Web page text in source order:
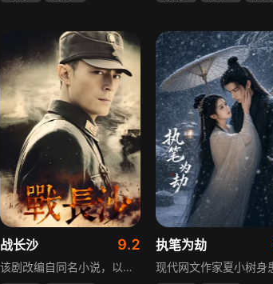
战长沙 9.2
该剧改编自同名小说，以中国近代史上著名的“长沙会战”为背景，借由长沙城一户普通胡姓人家在战争中的命运浮沉，展现战火的无情以及在日军铁蹄侵略下中华儿女奋起抗战的不屈精神。1938年10月日军攻陷武汉，长沙危在旦夕，城中茶园巷的胡家人在孙女婿薛君山的支持下，为最宠爱的龙凤胎湘湘和小满安排退路。薛君山先将湘湘介绍给留洋归来保卫长沙的顾清明，可惜二人一见面便势同水火，薛君山只好另选人家。湘湘订婚当日，蒋介石密令火烧长沙，因指挥失当酿成巨大灾难，繁华古城毁于一旦，很多人包括湘湘的未婚夫一家被活活烧死。焦土上，各地英雄儿女齐聚长沙，和湖南人民一起阻挡敌人铁蹄，胡家人也在劫难中演绎了一幕幕悲欢离合。
执笔为劫